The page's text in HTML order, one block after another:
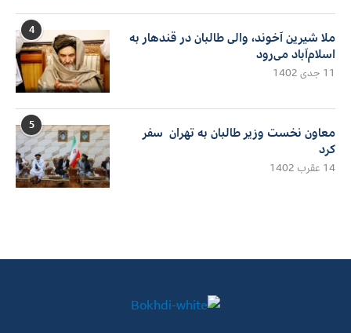
4
ملا شیرین آخوند، والی طالبان در قندهار به
اسلام‌آباد می‌رود
11 جدی 1402
5
معاون نخست وزیر طالبان به تهران سفر
کرد
14 عقرب 1402